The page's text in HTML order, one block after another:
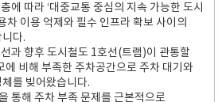
에 따라 ‘대중교통 중심의 지속 가능한 도시
차 이용 억제와 필수 인프라 확보 사이의
다.
과 향후 도시철도 1호선(트램)이 관통할
에 비해 부족한 주차공간으로 주차 대기와
를 빚어왔습니다.
통해 주차 부족 문제를 근본적으로